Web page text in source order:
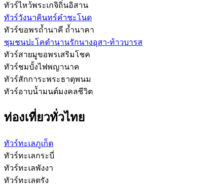
ทัวร์ไหว้พระเกจิถิ่นอิสาน
ทัวร์วังนาคินทร์คำชะโนด
ทัวร์ขอพรถ้ำนาคี ถ้ำนาคา
ชุมชนปะโคตำนานรักนางอุสา-ท้าวบารส
ทัวร์สายมูขอพรเสริมโชค
ทัวร์ชมบั้งไฟพญานาค
ทัวร์สักการะพระธาตุพนม
ทัวร์อาบน้ำมนต์มงคลชีวิต
ท่องเที่ยวทั่วไทย
ทัวร์ทะเลภูเก็ต
ทัวร์ทะเลกระบี่
ทัวร์ทะเลพังงา
ทัวร์ทะเลตรัง